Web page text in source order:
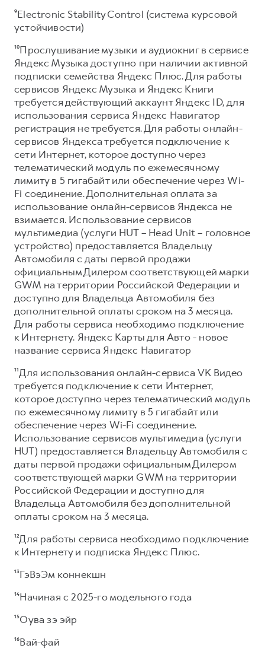
⁹Electronic Stability Control (система курсовой
устойчивости)
¹⁰Прослушивание музыки и аудиокниг в сервисе
Яндекс Музыка доступно при наличии активной
подписки семейства Яндекс Плюс. Для работы
сервисов Яндекс Музыка и Яндекс Книги
требуется действующий аккаунт Яндекс ID, для
использования сервиса Яндекс Навигатор
регистрация не требуется. Для работы онлайн-
сервисов Яндекса требуется подключение к
сети Интернет, которое доступно через
телематический модуль по ежемесячному
лимиту в 5 гигабайт или обеспечение через Wi-
Fi соединение. Дополнительная оплата за
использование онлайн-сервисов Яндекса не
взимается. Использование сервисов
мультимедиа (услуги HUT – Head Unit – головное
устройство) предоставляется Владельцу
Автомобиля с даты первой продажи
официальным Дилером соответствующей марки
GWM на территории Российской Федерации и
доступно для Владельца Автомобиля без
дополнительной оплаты сроком на 3 месяца.
Для работы сервиса необходимо подключение
к Интернету. Яндекс Карты для Авто - новое
название сервиса Яндекс Навигатор
¹¹Для использования онлайн-сервиса VK Видео
требуется подключение к сети Интернет,
которое доступно через телематический модуль
по ежемесячному лимиту в 5 гигабайт или
обеспечение через Wi-Fi соединение.
Использование сервисов мультимедиа (услуги
HUT) предоставляется Владельцу Автомобиля с
даты первой продажи официальным Дилером
соответствующей марки GWM на территории
Российской Федерации и доступно для
Владельца Автомобиля без дополнительной
оплаты сроком на 3 месяца.
¹²Для работы сервиса необходимо подключение
к Интернету и подписка Яндекс Плюс.
¹³ГэВэЭм коннекшн
¹⁴Начиная с 2025-го модельного года
¹⁵Оува зэ эйр
¹⁶Вай-фай